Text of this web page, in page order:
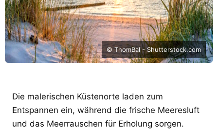
© ThomBal - Shutterstock.com
Die malerischen Küstenorte laden zum
Entspannen ein, während die frische Meeresluft
und das Meerrauschen für Erholung sorgen.